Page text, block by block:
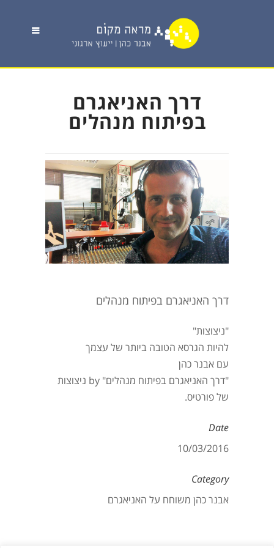
דרך האניאגרם
בפיתוח מנהלים
דרך האניאגרם בפיתוח מנהלים
"ניצוצות"
להיות הגרסא הטובה ביותר של עצמך
עם אבנר כהן
"דרך האניאגרם בפיתוח מנהלים" by ניצוצות
של פורטיס.
Date
10/03/2016
Category
אבנר כהן משוחח על האניאגרם